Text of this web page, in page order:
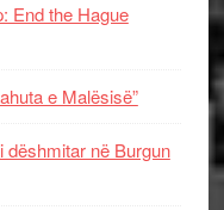
End the Hague
e Malësisë”
dëshmitar në Burgun